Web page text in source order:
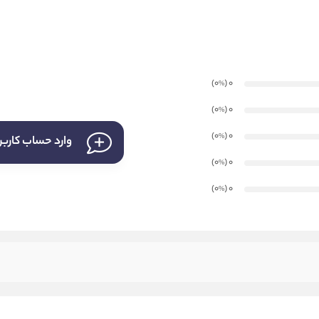
0
(0
%
)
0
(0
%
)
0
(0
%
)
0
(0
%
)
0
(0
%
)
وارد حساب